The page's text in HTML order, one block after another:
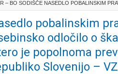
– BO SODIŠČE NASEDLO POBALINSKIM
pobalinskim
odločilo o
je popolnoma
Slovenijo –